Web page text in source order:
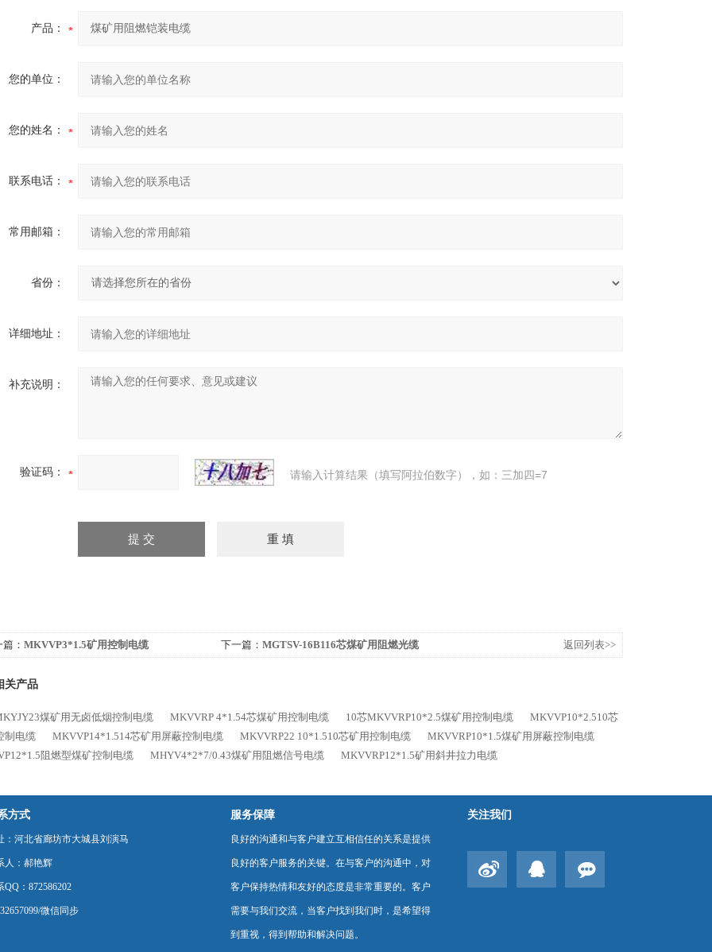
产品：
您的单位：
您的姓名：
联系电话：
常用邮箱：
省份：
详细地址：
补充说明：
验证码： 请输入计算结果（填写阿拉伯数字），如：三加四=7
： MKVVP3*1.5矿用控制电缆 下一篇： MGTSV-16B116芯煤矿用阻燃光缆 返回列表>>
关产品
煤矿用无卤低烟控制电缆 MKVVRP 4*1.54芯煤矿用控制电缆 10芯MKVVRP10*2.5煤矿用控制电缆
MKVVP10*2.510芯
制电缆
MKVVP14*1.514芯矿用屏蔽控制电缆 MKVVRP22 10*1.510芯矿用控制电缆
MKVVRP10*1.5煤矿用屏蔽控制电缆
阻燃型煤矿控制电缆
MHYV4*2*7/0.43煤矿用阻燃信号电缆 MKVVRP12*1.5矿用斜井拉力电缆
方式
：河北省廊坊市大城县刘演马
人：郝艳辉
QQ：872586202
微信同步
服务保障
良好的沟通和与客户建立互相信任的关系是提供
良好的客户服务的关键。在与客户的沟通中，对
客户保持热情和友好的态度是非常重要的。客户
需要与我们交流，当客户找到我们时，是希望得
到重视，得到帮助和解决问题。
关注我们